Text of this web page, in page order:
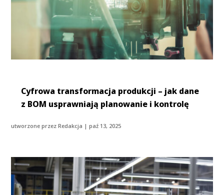
Cyfrowa transformacja produkcji – jak dane
z BOM usprawniają planowanie i kontrolę
utworzone przezRedakcja |paź 13, 2025